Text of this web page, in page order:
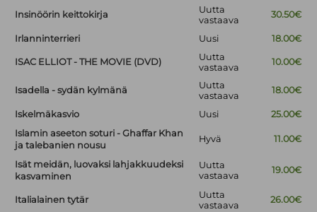
Insinöörin keittokirja
Uutta
vastaava
30.50€
Irlanninterrieri Uusi 18.00€
ISAC ELLIOT - THE MOVIE (DVD)
Uutta
vastaava
10.00€
Isadella - sydän kylmänä
Uutta
vastaava
18.00€
Iskelmäkasvio Uusi
25.00€
Islamin aseeton soturi - Ghaffar Khan
ja talebanien nousu
Hyvä 11.00€
Isät meidän, luovaksi lahjakkuudeksi
kasvaminen
Uutta
vastaava
19.00€
Italialainen tytär
Uutta
vastaava
26.00€